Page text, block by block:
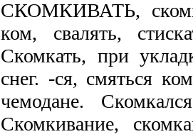
СКОМКИВАТЬ,
ком, свалять,
Скомкать, при
снег. -ся, смяться
чемодане.
Скомкивание,